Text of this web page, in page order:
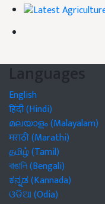
Languages
English
हिंदी (Hindi)
മലയാളം (Malayalam)
मराठी (Marathi)
தமிழ் (Tamil)
বাঙালি (Bengali)
ಕನ್ನಡ (Kannada)
ଓଡିଆ (Odia)